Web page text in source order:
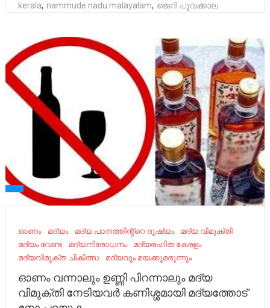
kerala, nammude nadu malayalam, ജെറി പൂവക്കാല
ഓണം മദ്യം മദ്യ പാനത്തിന്റ്റെ ദൂഷ്യം
മദ്യ വിമുക്തി
മദ്യം വേണ്ട
മദ്യനിരോധനം
മദ്യരഹിത കേരളം
മദ്യവിമുക്ത ചികിത്സ
മദ്യവും മയക്കുമരുന്നും
ഓണം വന്നാലും ഉണ്ണി പിറന്നാലും മദ്യ
വിമുക്തി നേടിയവർ കണിശ്ശമായി മദ്യത്തോട്